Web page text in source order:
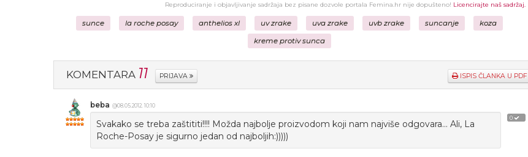
Reproduciranje i objavljivanje sadržaja bez pisane dozvole portala Femina.hr nije dopušteno! Licencirajte naš sadržaj.
sunce la roche posay anthelios xl uv zrake uva zrake uvb zrake suncanje koza
kreme protiv sunca
KOMENTARA 11 PRIJAVA ISPIS ČLANKA U PDF
0
beba @08.05.2012. 10:10
Svakako se treba zaštititi!!!! Možda najbolje proizvodom koji nam najviše odgovara... Ali, La
Roche-Posay je sigurno jedan od najboljih:)))))